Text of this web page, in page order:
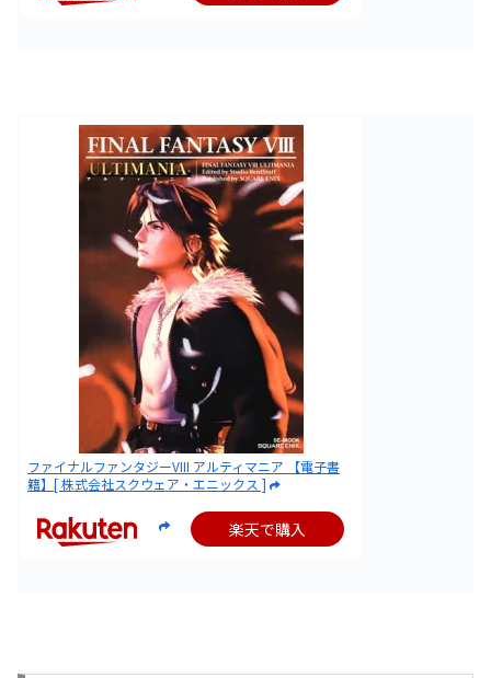
ファイナルファンタジーVIII アルティマニア 【電子書
籍】[ 株式会社スクウェア・エニックス ]
楽天で購入